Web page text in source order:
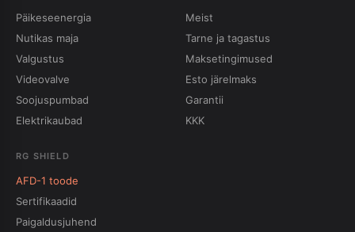
Päikeseenergia
Nutikas maja
Valgustus
Videovalve
Soojuspumbad
Elektrikaubad
Meist
Tarne ja tagastus
Maksetingimused
Esto järelmaks
Garantii
KKK
RG SHIELD
AFD-1 toode
Sertifikaadid
Paigaldusjuhend